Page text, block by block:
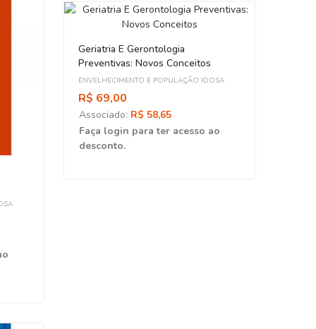
Geriatria E Gerontologia
Preventivas: Novos Conceitos
ENVELHECIMENTO E POPULAÇÃO IDOSA
R$ 69,00
Associado: R$ 58,65
Faça login para ter acesso ao
desconto.